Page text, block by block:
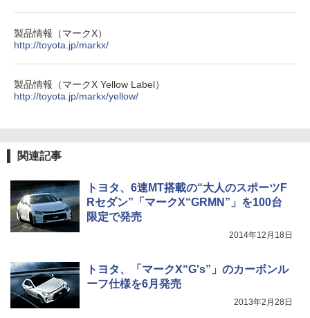
製品情報（マークX）
http://toyota.jp/markx/
製品情報（マークX Yellow Label）
http://toyota.jp/markx/yellow/
関連記事
トヨタ、6速MT搭載の“大人のスポーツF
Rセダン”「マークX“GRMN”」を100台
限定で発売
2014年12月18日
トヨタ、「マークX“G's”」のカーボンル
ーフ仕様を6月発売
2013年2月28日